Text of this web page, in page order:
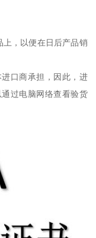
，以便在日后产品销
口商承担，因此，进
过电脑网络查看验货